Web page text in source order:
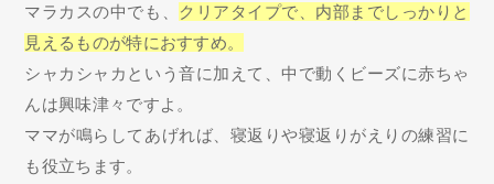
マラカスの中でも、
クリアタイプで、内部までしっかりと
見えるものが特におすすめ。
シャカシャカという音に加えて、中で動くビーズに赤ちゃ
んは興味津々ですよ。
ママが鳴らしてあげれば、寝返りや寝返りがえりの練習に
も役立ちます。